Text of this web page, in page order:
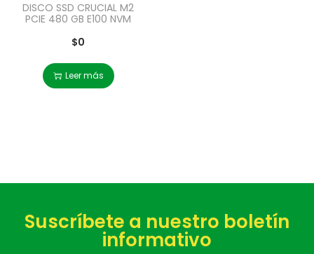
DISCO SSD CRUCIAL M2
PCIE 480 GB E100 NVM
$0
Leer más
Suscríbete a nuestro boletín
informativo